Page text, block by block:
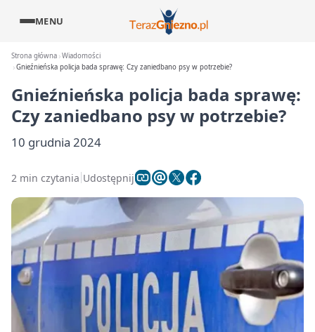
MENU
Strona główna Wiadomości
Gnieźnieńska policja bada sprawę: Czy zaniedbano psy w potrzebie?
Gnieźnieńska policja bada sprawę:
Czy zaniedbano psy w potrzebie?
10 grudnia 2024
2 min czytania Udostępnij